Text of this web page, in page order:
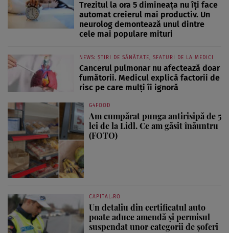
Trezitul la ora 5 dimineața nu îți face
automat creierul mai productiv. Un
neurolog demontează unul dintre
cele mai populare mituri
NEWS: ȘTIRI DE SĂNĂTATE, SFATURI DE LA MEDICI
Cancerul pulmonar nu afectează doar
fumătorii. Medicul explică factorii de
risc pe care mulți îi ignoră
G4FOOD
Am cumpărat punga antirisipă de 5
lei de la Lidl. Ce am găsit înăuntru
(FOTO)
CAPITAL.RO
Un detaliu din certificatul auto
poate aduce amendă și permisul
suspendat unor categorii de șoferi